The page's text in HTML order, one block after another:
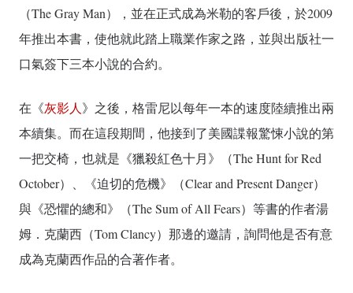
（The Gray Man），並在正式成為米勒的客戶後，於2009
年推出本書，使他就此踏上職業作家之路，並與出版社一
口氣簽下三本小說的合約。
在《灰影人 》之後，格雷尼以每年一本的速度陸續推出兩
本續集。而在這段期間，他接到了美國諜報驚悚小說的第
一把交椅，也就是《獵殺紅色十月》（The Hunt for Red
October）、《迫切的危機》（Clear and Present Danger）
與《恐懼的總和》（The Sum of All Fears）等書的作者湯
姆．克蘭西（Tom Clancy）那邊的邀請，詢問他是否有意
成為克蘭西作品的合著作者。